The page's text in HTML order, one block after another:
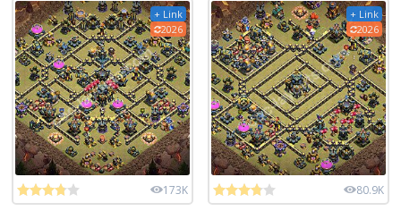
+ Link
2026
173K
+ Link
2026
80.9K